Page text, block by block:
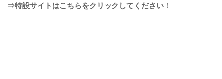
⇒特設サイトはこちらをクリックしてください！